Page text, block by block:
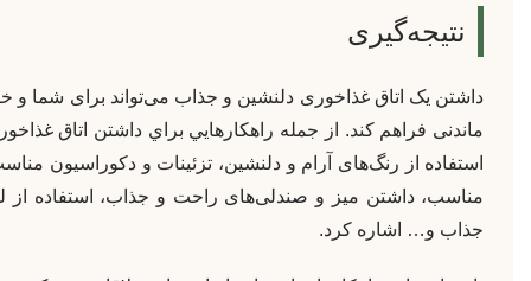
نتیجه‌گیری
داشتن یک اتاق غذاخوری دلنشین و جذاب می‌تواند برای شما و
ماندنی فراهم کند. از جمله راهکارهايي براي داشتن اتاق
استفاده از رنگ‌های آرام و دلنشین، تزئینات و دکوراسیون
مناسب، داشتن میز و صندلی‌های راحت و جذاب، استفاده از
جذاب و… اشاره کرد.